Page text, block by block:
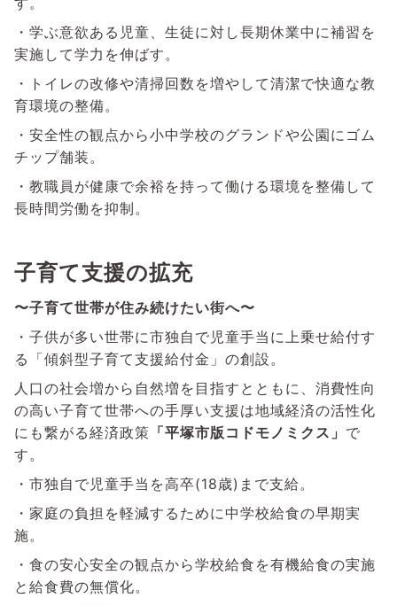
・学ぶ意欲ある児童、生徒に対し長期休業中に補習を
実施して学力を伸ばす。
・トイレの改修や清掃回数を増やして清潔で快適な教
育環境の整備。
・安全性の観点から小中学校のグランドや公園にゴム
チップ舗装。
・教職員が健康で余裕を持って働ける環境を整備して
長時間労働を抑制。
子育て支援の拡充
〜子育て世帯が住み続けたい街へ〜
・子供が多い世帯に市独自で児童手当に上乗せ給付す
る「傾斜型子育て支援給付金」の創設。
人口の社会増から自然増を目指すとともに、消費性向
の高い子育て世帯への手厚い支援は地域経済の活性化
にも繋がる経済政策 「平塚市版コドモノミクス」 で
す。
・市独自で児童手当を高卒(18歳)まで支給。
・家庭の負担を軽減するために中学校給食の早期実
施。
・食の安心安全の観点から学校給食を有機給食の実施
と給食費の無償化。